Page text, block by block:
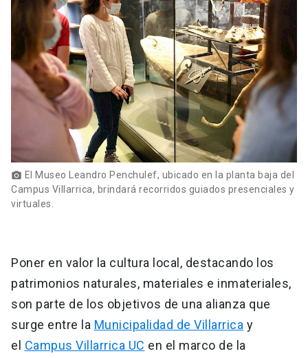
photo_camera El Museo Leandro Penchulef, ubicado en la planta baja del
Campus Villarrica, brindará recorridos guiados presenciales y
virtuales.
Poner en valor la cultura local, destacando los
patrimonios naturales, materiales e inmateriales,
son parte de los objetivos de una alianza que
surge entre la Municipalidad de Villarrica y
el Campus Villarrica UC en el marco de la